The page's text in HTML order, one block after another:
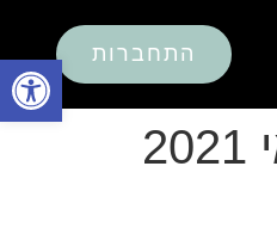
פתח התחברות